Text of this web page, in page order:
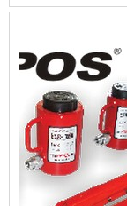
Outros
como camisa
(Certificado
comprimido de